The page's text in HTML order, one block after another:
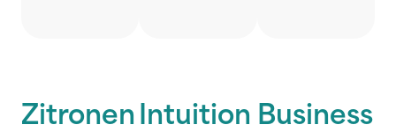
Zitronen Intuition Business